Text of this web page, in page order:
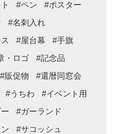
#ペン #ポスター
#名刺入れ
#屋台幕 #手旗
・ロゴ #記念品
#販促物 #還暦同窓会
#うちわ #イベント用
#ガーランド
#サコッシュ